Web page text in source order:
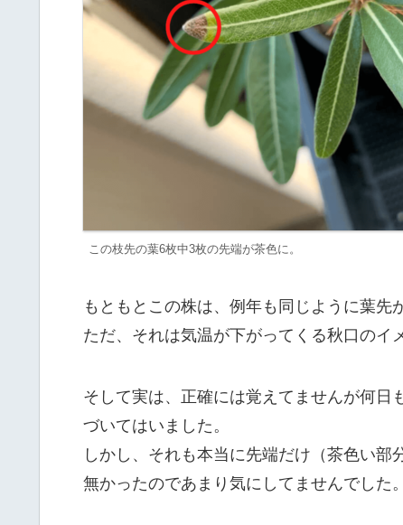
この枝先の葉6枚中3枚の先端が茶色に。
もともとこの株は、例年も同じように葉先
ただ、それは気温が下がってくる秋口のイ
そして実は、正確には覚えてませんが何
づいてはいました。
しかし、それも本当に先端だけ（茶色い
無かったのであまり気にしてませんでした。